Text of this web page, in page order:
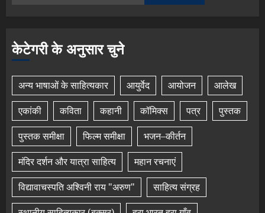
केटेगरी के अनुसार चुने
अन्य भाषाओं के साहित्यकार आयुर्वेद आयोजन
आलेख
एकांकी
कविता कहानी कॉमिक्स पत्र
पुस्तक
पुस्तक समीक्षा
फिल्म समीक्षा
भजन–कीर्तन
मंदिर दर्शन और यात्रा साहित्य
महान रचनाएं
विद्यावाचस्पति अश्विनी राय "अरुण"
साहित्य संग्रह